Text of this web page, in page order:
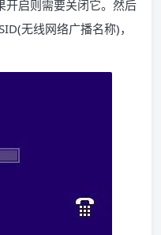
开启则需要关闭它。然后
无线网络广播名称)，